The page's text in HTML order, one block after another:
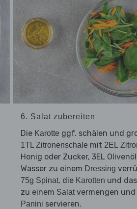
6. Salat zubereiten
Die Karotte ggf. schälen und
1TL Zitronenschale mit 2EL
Honig oder Zucker, 3EL
Wasser zu einem Dressing
75g Spinat, die Karotten und das
zu einem Salat vermengen
Panini servieren.